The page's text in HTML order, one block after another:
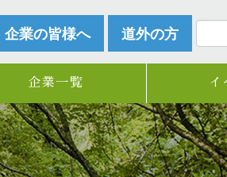
企業の皆様へ 道外の方
企業一覧 イ